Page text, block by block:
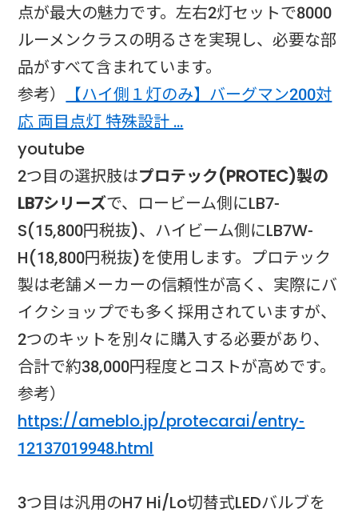
点が最大の魅力です。左右2灯セットで8000
ルーメンクラスの明るさを実現し、必要な部
品がすべて含まれています。
参考）
【ハイ側１灯のみ】バーグマン200対
応 両目点灯 特殊設計 …
​youtube​
2つ目の選択肢はプロテック(PROTEC)製の
LB7シリーズで、ロービーム側にLB7-
S(15,800円税抜)、ハイビーム側にLB7W-
H(18,800円税抜)を使用します。プロテック
製は老舗メーカーの信頼性が高く、実際にバ
イクショップでも多く採用されていますが、
2つのキットを別々に購入する必要があり、
合計で約38,000円程度とコストが高めです。
参考）
https://ameblo.jp/protecarai/entry-
12137019948.html
3つ目は汎用のH7 Hi/Lo切替式LEDバルブを